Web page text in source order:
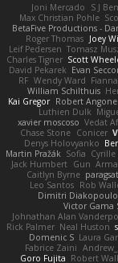
Joni Mercado S J
Max Christian Pohle
BetaFive Productions -
Roger Thomas Joey
Leif Pedersen Tomasz
Charles Tigner Scott
David Pekarek Evan
RF Wendy Ward
William Schilthuis
Kai Gregor Robert Angone
Luthien Dulk
xavier moscoso Vedat
Chase Stone Conicer
Denys Holovyanko
Martin Pražák Sofia
Jack Humbert Gun
Caitlyn Byrne
Leo Santos Rob
Dimitri
Victor Gama
Johnathan Alan
Rick Palmer Neal Huston
Domenic S Laura
Fabrice Zaini
Goro Fujita Robert